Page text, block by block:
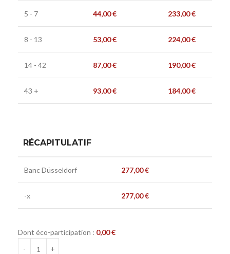
5 - 7 44,00€ 233,00€
8 - 13 53,00€ 224,00€
14 - 42 87,00€ 190,00€
43 + 93,00€ 184,00€
RÉCAPITULATIF
Banc Düsseldorf 277,00€
-x 277,00€
Dont éco-participation : 0,00€